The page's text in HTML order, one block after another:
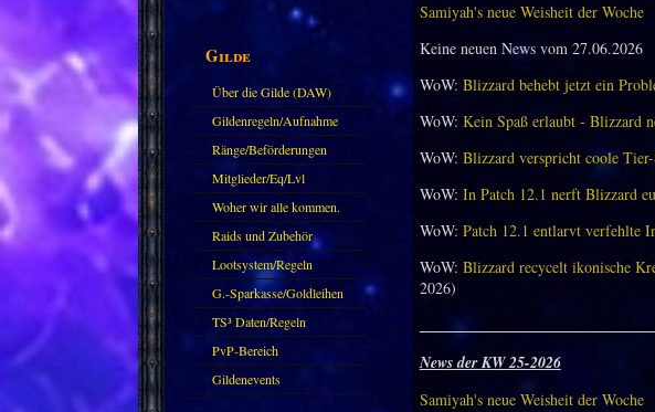
Gilde
Über die Gilde (DAW)
Gildenregeln/Aufnahme
Ränge/Beförderungen
Mitglieder/Eq/Lvl
Woher wir alle kommen.
Raids und Zubehör
Lootsystem/Regeln
G.-Sparkasse/Goldleihen
TS³ Daten/Regeln
PvP-Bereich
Gildenevents
Samiyah's neue Weisheit der Woche
Keine neuen News vom 27.06.2026
WoW: Blizzard behebt jetzt ein
WoW: Kein Spaß erlaubt - Blizzard
WoW: Blizzard verspricht coole
WoW: In Patch 12.1 nerft Blizzard
WoW: Patch 12.1 entlarvt verfehlte
WoW: Blizzard recycelt ikonische
2026)
News der KW 25-2026
Samiyah's neue Weisheit der Woche